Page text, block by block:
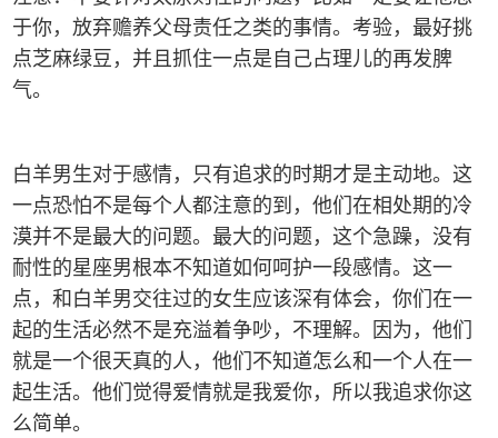
于你，放弃赡养父母责任之类的事情。考验，最好挑
点芝麻绿豆，并且抓住一点是自己占理儿的再发脾
气。
白羊男生对于感情，只有追求的时期才是主动地。这
一点恐怕不是每个人都注意的到，他们在相处期的冷
漠并不是最大的问题。最大的问题，这个急躁，没有
耐性的星座男根本不知道如何呵护一段感情。这一
点，和白羊男交往过的女生应该深有体会，你们在一
起的生活必然不是充溢着争吵，不理解。因为，他们
就是一个很天真的人，他们不知道怎么和一个人在一
起生活。他们觉得爱情就是我爱你，所以我追求你这
么简单。